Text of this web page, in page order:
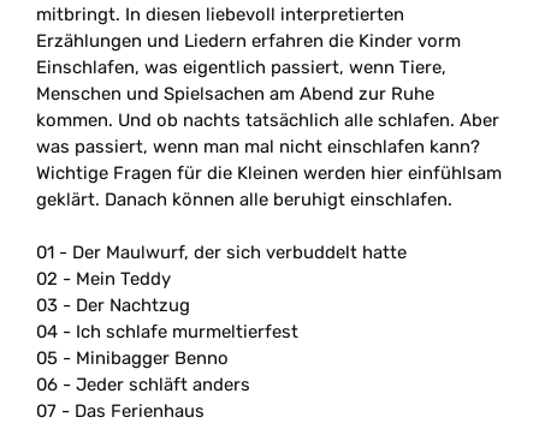
mitbringt. In diesen liebevoll interpretierten
Erzählungen und Liedern erfahren die Kinder vorm
Einschlafen, was eigentlich passiert, wenn Tiere,
Menschen und Spielsachen am Abend zur Ruhe
kommen. Und ob nachts tatsächlich alle schlafen. Aber
was passiert, wenn man mal nicht einschlafen kann?
Wichtige Fragen für die Kleinen werden hier einfühlsam
geklärt. Danach können alle beruhigt einschlafen.
01 - Der Maulwurf, der sich verbuddelt hatte
02 - Mein Teddy
03 - Der Nachtzug
04 - Ich schlafe murmeltierfest
05 - Minibagger Benno
06 - Jeder schläft anders
07 - Das Ferienhaus